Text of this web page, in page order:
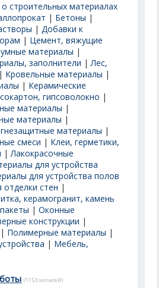
строительных материалах
| Бетоны |
|Добавки к
| Цемент, вяжущие
материалы |
заполнители |Лес,
| Кровельные материалы |
| Керамические
гипсоволокно |
материалы |
материалы |
материалы |
смеси | Клеи, герметики,
|Лакокрасочные
для устройства
для устройства полов
стен |
керамогранит, камень
|Оконные
конструкции |
| Полимерные материалы |
| Мебель,
(1153 записей)